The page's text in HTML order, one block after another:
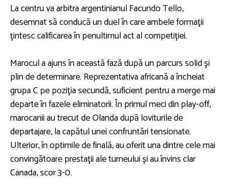
La centru va arbitra argentinianul Facundo Tello,
desemnat să conducă un duel în care ambele formaţii
ţintesc calificarea în penultimul act al competiţiei.
Marocul a ajuns în această fază după un parcurs solid şi
plin de determinare. Reprezentativa africană a încheiat
grupa C pe poziţia secundă, suficient pentru a merge mai
departe în fazele eliminatorii. În primul meci din play-off,
marocanii au trecut de Olanda după loviturile de
departajare, la capătul unei confruntări tensionate.
Ulterior, în optimile de finală, au oferit una dintre cele mai
convingătoare prestaţii ale turneului şi au învins clar
Canada, scor 3-0.